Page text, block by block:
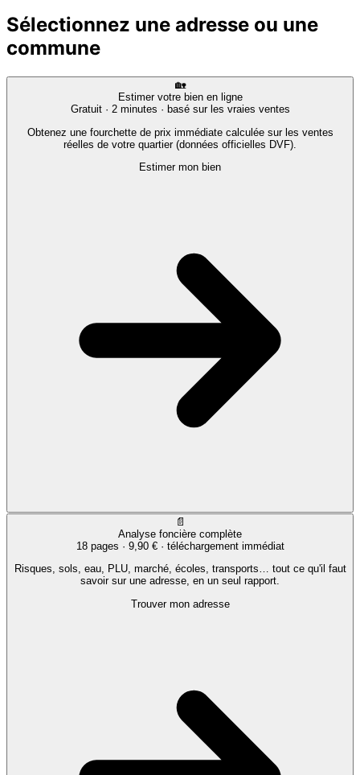
Sélectionnez une adresse ou une
commune
🏡
Estimer votre bien en ligne
Gratuit · 2 minutes · basé sur les vraies ventes
Obtenez une fourchette de prix immédiate calculée sur les ventes
réelles de votre quartier (données officielles DVF).
Estimer mon bien
📄
Analyse foncière complète
18 pages · 9,90 €· téléchargement immédiat
Risques, sols, eau, PLU, marché, écoles, transports… tout ce qu'il faut
savoir sur une adresse, en un seul rapport.
Trouver mon adresse